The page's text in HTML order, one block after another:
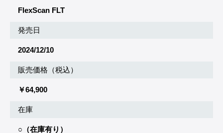
FlexScan FLT
発売日
2024/12/10
販売価格（税込）
￥64,900
在庫
○（在庫有り）